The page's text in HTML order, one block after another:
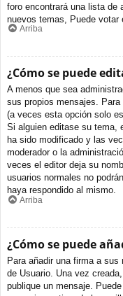
foro encontrará una lista de
nuevos temas, Puede votar
Arriba
¿Cómo se puede
A menos que sea
sus propios mensajes.
(a veces esta opción solo
Si alguien editase su tema,
ha sido modificado y las
moderador o la
veces el editor deja su
usuarios normales no
haya respondido al mismo.
Arriba
¿Cómo se puede
Para añadir una firma a sus
de Usuario. Una vez
publique un mensaje.